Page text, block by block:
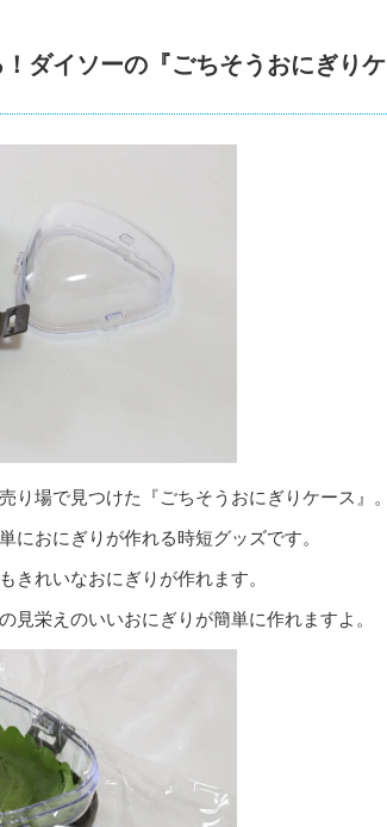
ダイソーの『ごちそうおにぎりケ
場で見つけた『ごちそうおにぎりケース』。
におにぎりが作れる時短グッズです。
きれいなおにぎりが作れます。
見栄えのいいおにぎりが簡単に作れますよ。